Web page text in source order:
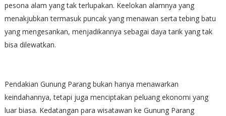
pesona alam yang tak terlupakan. Keelokan alamnya yang
menakjubkan termasuk puncak yang menawan serta tebing batu
yang mengesankan, menjadikannya sebagai daya tarik yang tak
bisa dilewatkan.
Pendakian Gunung Parang bukan hanya menawarkan
keindahannya, tetapi juga menciptakan peluang ekonomi yang
luar biasa. Kedatangan para wisatawan ke Gunung Parang